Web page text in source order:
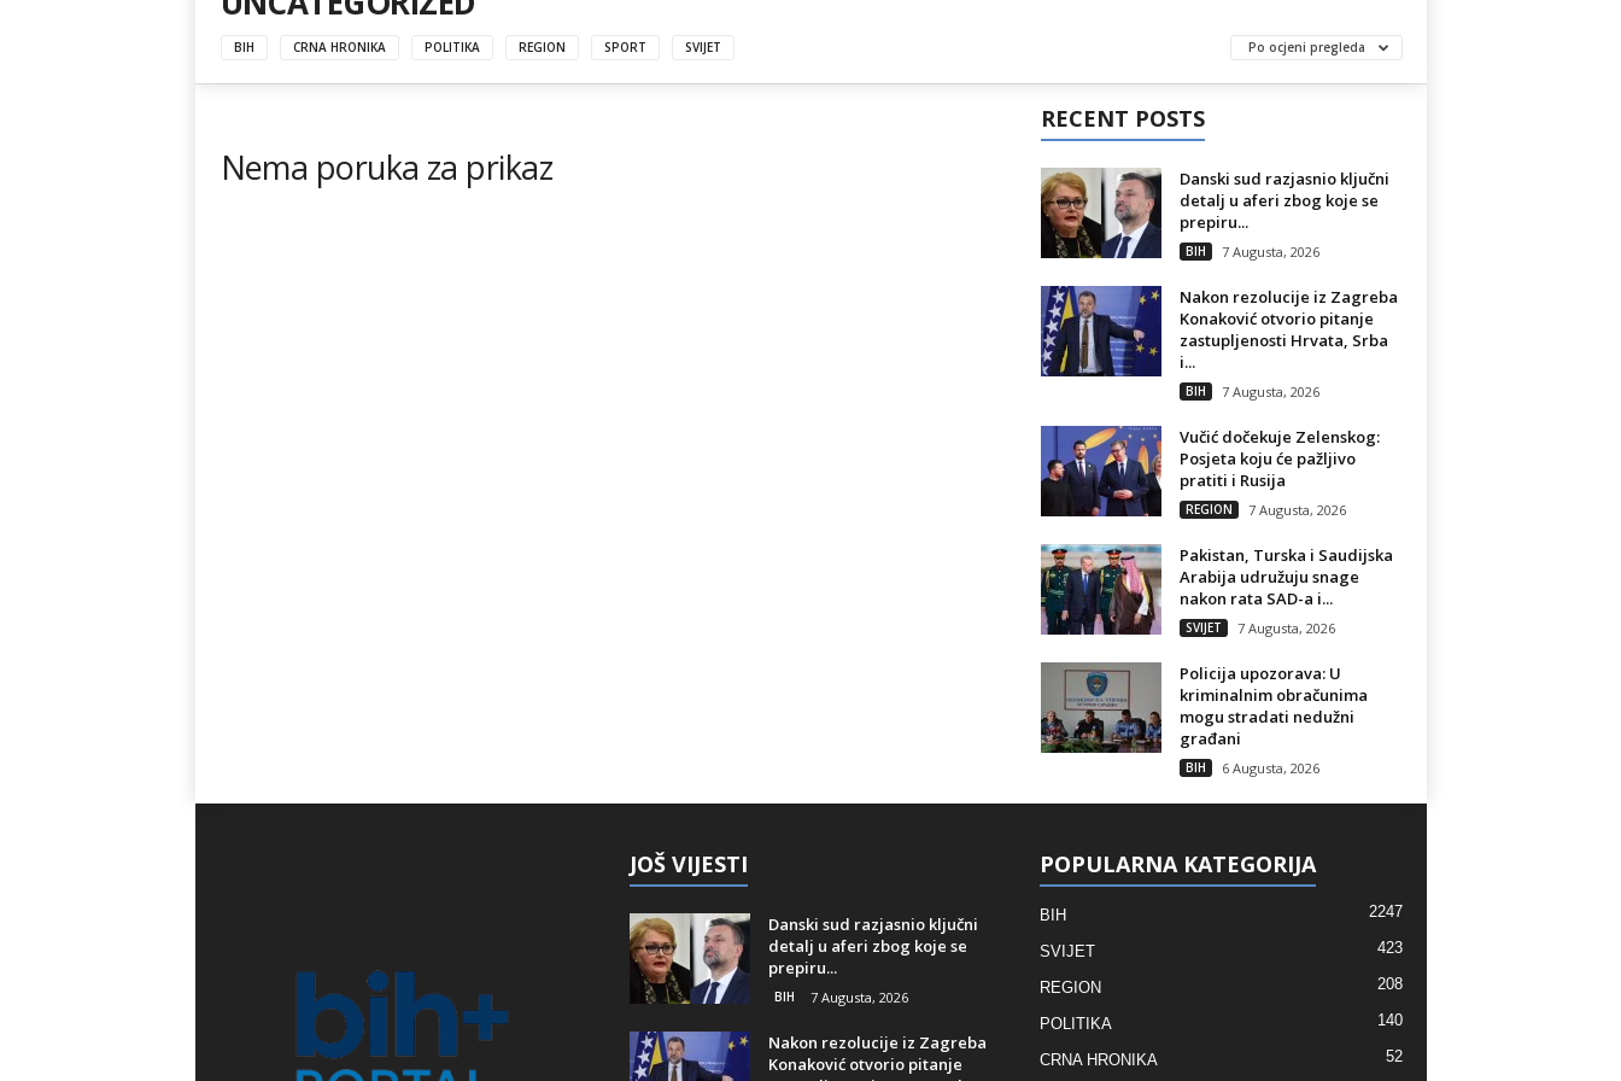
BIH CRNA HRONIKA POLITIKA REGION SPORT SVIJET Po ocjeni pregleda
Nema poruka za prikaz
RECENT POSTS
Danski sud razjasnio ključni
detalj u aferi zbog koje se
prepiru...
BIH 7 Augusta, 2026
Nakon rezolucije iz Zagreba
Konaković otvorio pitanje
zastupljenosti Hrvata, Srba
i...
BIH 7 Augusta, 2026
Vučić dočekuje Zelenskog:
Posjeta koju će pažljivo
pratiti i Rusija
REGION 7 Augusta, 2026
Pakistan, Turska i Saudijska
Arabija udružuju snage
nakon rata SAD-a i...
SVIJET 7 Augusta, 2026
Policija upozorava: U
kriminalnim obračunima
mogu stradati nedužni
građani
BIH 6 Augusta, 2026
JOŠ VIJESTI
Danski sud razjasnio ključni
detalj u aferi zbog koje se
prepiru...
BIH 7 Augusta, 2026
Nakon rezolucije iz Zagreba
Konaković otvorio pitanje
POPULARNA KATEGORIJA
BIH 2247
SVIJET 423
REGION 208
POLITIKA 140
CRNA HRONIKA 52